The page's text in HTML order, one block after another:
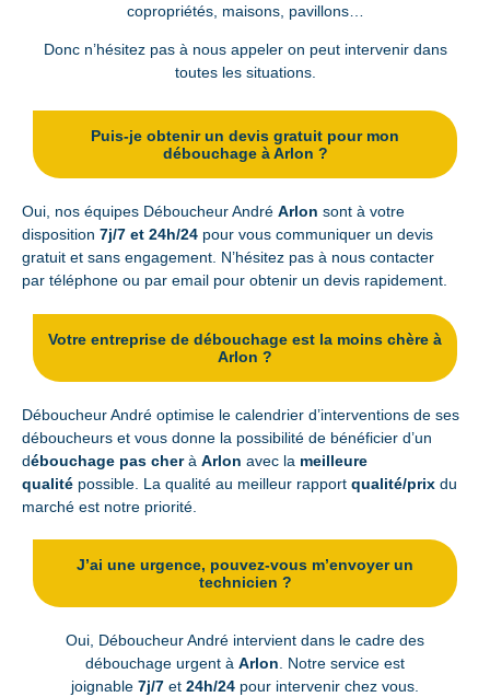
copropriétés, maisons, pavillons…
Donc n’hésitez pas à nous appeleron peut intervenir dans
toutes les situations.
Puis-je obtenir un devis gratuit pour mon
débouchage à Arlon ?
Oui, nos équipes Déboucheur André Arlon sont à votre
disposition 7j/7 et 24h/24 pour vous communiquer un devis
gratuit et sans engagement. N’hésitez pas à nous contacter
par téléphone ou par email pour obtenir un devis rapidement.
Votre entreprise de débouchage est la moins chère à
Arlon ?
Déboucheur André optimise le calendrier d’interventions de ses
déboucheurs et vous donne la possibilité de bénéficier d’un
débouchage pas cherà Arlon avec la meilleure
qualité possible. La qualité au meilleur rapport qualité/prix du
marché est notre priorité.
J’ai une urgence, pouvez-vous m’envoyer un
technicien ?
Oui, Déboucheur André intervient dans le cadre des
débouchage urgent à Arlon . Notre service est
joignable 7j/7 et 24h/24 pour intervenir chez vous.